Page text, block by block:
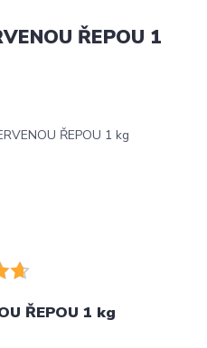
ŘEPOU 1
ŘEPOU 1 kg